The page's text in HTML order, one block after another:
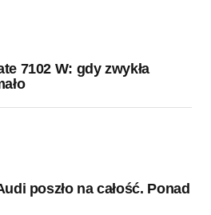
7102 W: gdy zwykła
poszło na całość. Ponad